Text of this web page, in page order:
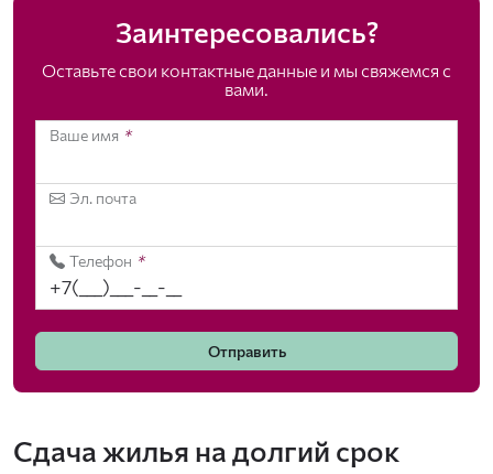
Заинтересовались?
Оставьте свои контактные данные и мы свяжемся с
вами.
Ваше имя *
Эл. почта
Телефон *
Отправить
Сдача жилья на долгий срок